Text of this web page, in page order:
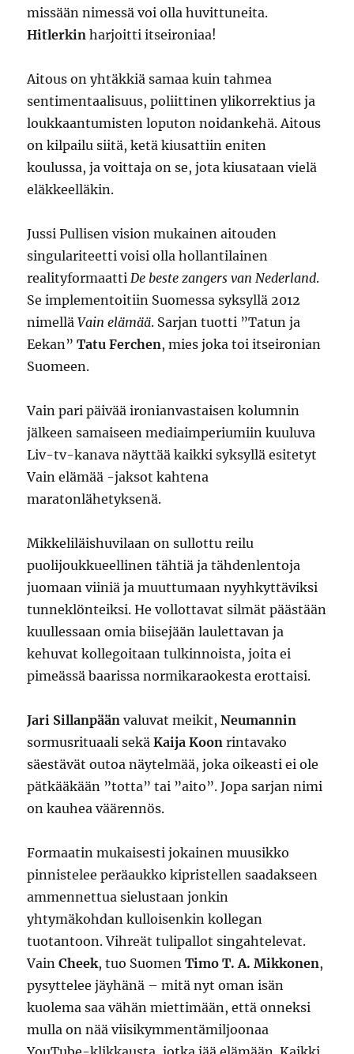
missään nimessä voi olla huvittuneita.
Hitlerkin harjoitti itseironiaa!
Aitous on yhtäkkiä samaa kuin tahmea
sentimentaalisuus, poliittinen ylikorrektius ja
loukkaantumisten loputon noidankehä. Aitous
on kilpailu siitä, ketä kiusattiin eniten
koulussa, ja voittaja on se, jota kiusataan vielä
eläkkeelläkin.
Jussi Pullisen vision mukainen aitouden
singulariteetti voisi olla hollantilainen
realityformaattiDe beste zangers van Nederland.
Se implementoitiin Suomessa syksyllä 2012
nimelläVain elämää. Sarjan tuotti ”Tatun ja
Eekan”Tatu Ferchen, mies joka toi itseironian
Suomeen.
Vain pari päivää ironianvastaisen kolumnin
jälkeen samaiseen mediaimperiumiin kuuluva
Liv-tv-kanava näyttää kaikki syksyllä esitetyt
Vain elämää -jaksot kahtena
maratonlähetyksenä.
Mikkeliläishuvilaan on sullottu reilu
puolijoukkueellinen tähtiä ja tähdenlentoja
juomaan viiniä ja muuttumaan nyyhkyttäviksi
tunneklönteiksi. He vollottavat silmät päästään
kuullessaan omia biisejään laulettavan ja
kehuvat kollegoitaan tulkinnoista, joita ei
pimeässä baarissa normikaraokesta erottaisi.
Jari Sillanpään valuvat meikit,Neumannin
sormusrituaali sekäKaija Koon rintavako
säestävät outoa näytelmää, joka oikeasti ei ole
pätkääkään ”totta” tai ”aito”. Jopa sarjan nimi
on kauhea väärennös.
Formaatin mukaisesti jokainen muusikko
pinnistelee peräaukko kipristellen saadakseen
ammennettua sielustaan jonkin
yhtymäkohdan kulloisenkin kollegan
tuotantoon. Vihreät tulipallot singahtelevat.
VainCheek, tuo SuomenTimo T. A. Mikkonen,
pysyttelee jäyhänä – mitä nyt oman isän
kuolema saa vähän miettimään, että onneksi
mulla on nää viisikymmentämiljoonaa